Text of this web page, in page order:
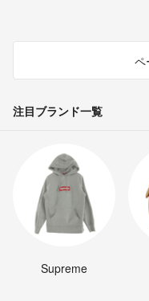
ペ
注目ブランド一覧
Supreme